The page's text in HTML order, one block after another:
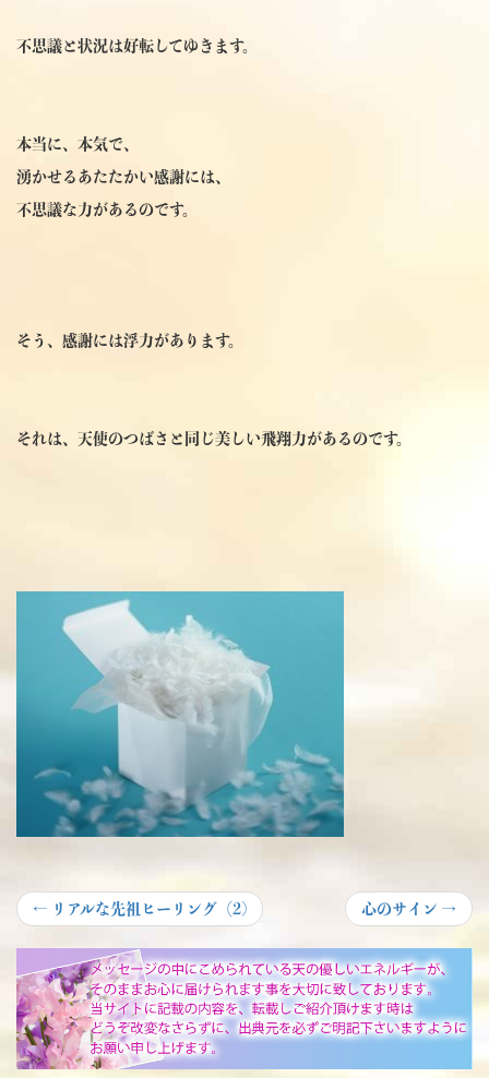
不思議と状況は好転してゆきます。
本当に、本気で、
湧かせるあたたかい感謝には、
不思議な力があるのです。
そう、感謝には浮力があります。
それは、天使のつばさと同じ美しい飛翔力があるのです。
投
稿
ナ
ビ
ゲ
← Previous
post:
リアルな先祖ヒーリング（2)
Next
post:
心のサイン →